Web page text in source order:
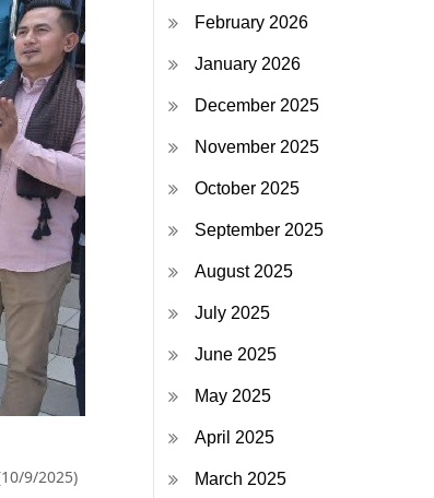
9/2025)
February 2026
January 2026
December 2025
November 2025
October 2025
September 2025
August 2025
July 2025
June 2025
May 2025
April 2025
March 2025